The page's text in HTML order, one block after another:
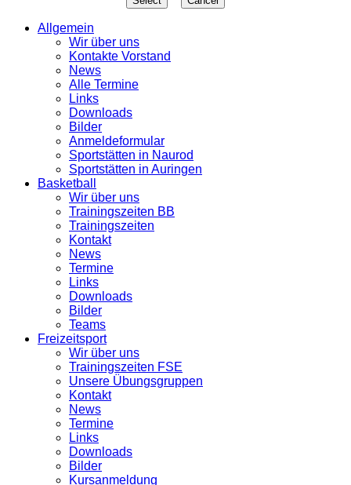
Allgemein
Wir über uns
Kontakte Vorstand
News
Alle Termine
Links
Downloads
Bilder
Anmeldeformular
Sportstätten in Naurod
Sportstätten in Auringen
Basketball
Wir über uns
Trainingszeiten BB
Trainingszeiten
Kontakt
News
Termine
Links
Downloads
Bilder
Teams
Freizeitsport
Wir über uns
Trainingszeiten FSE
Unsere Übungsgruppen
Kontakt
News
Termine
Links
Downloads
Bilder
Kursanmeldung